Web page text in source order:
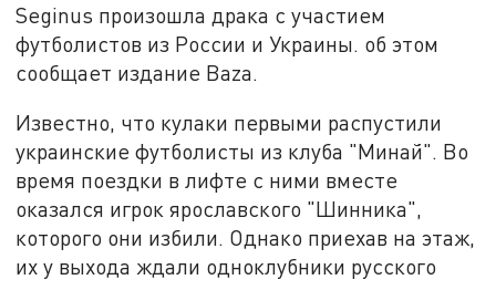
Seginus произошла драка с участием
футболистов из России и Украины. об этом
сообщает издание Baza.
Известно, что кулаки первыми распустили
украинские футболисты из клуба "Минай". Во
время поездки в лифте с ними вместе
оказался игрок ярославского "Шинника",
которого они избили. Однако приехав на этаж,
их у выхода ждали одноклубники русского